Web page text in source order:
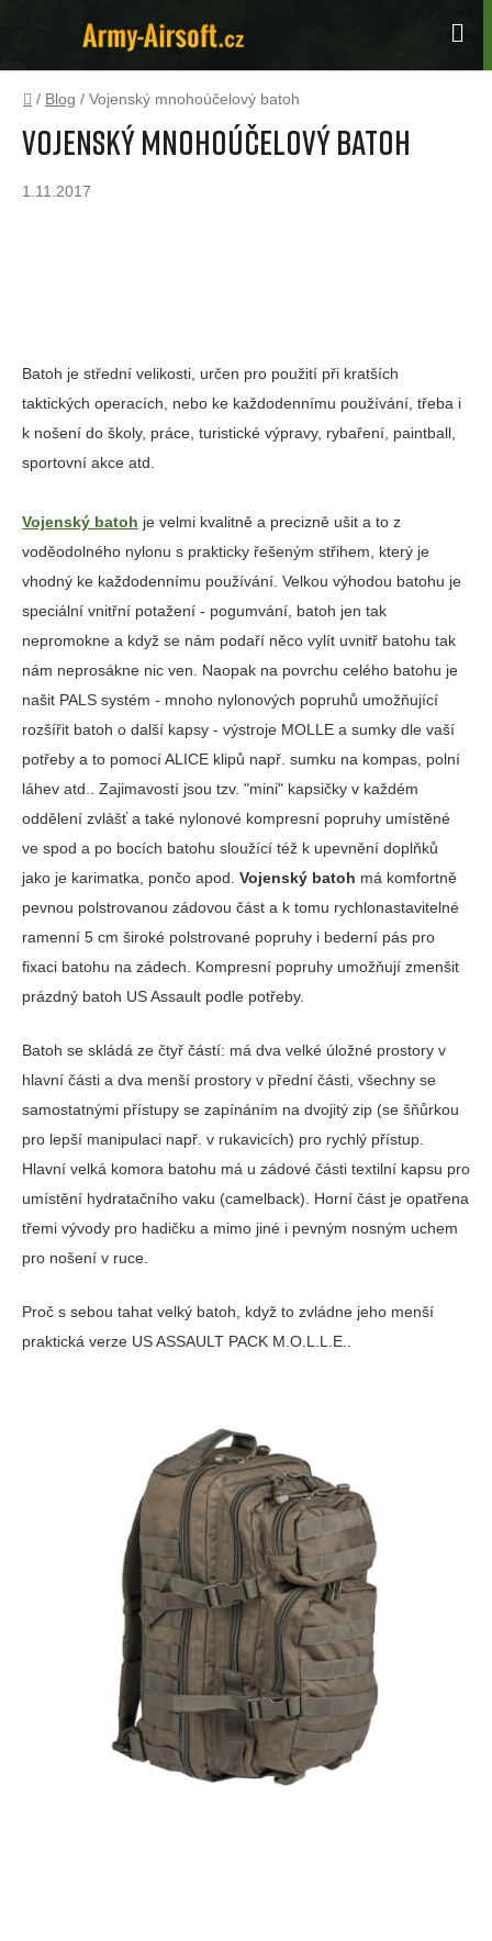
Domů
/ Blog / Vojenský mnohoúčelový batoh
Vojenský mnohoúčelový batoh
1.11.2017
Batoh je střední velikosti, určen pro použití při kratších
taktických operacích, nebo ke každodennímu používání, třeba i
k nošení do školy, práce, turistické výpravy, rybaření, paintball,
sportovní akce atd.
Vojenský batoh je velmi kvalitně a precizně ušit a to z
voděodolného nylonu s prakticky řešeným střihem, který je
vhodný ke každodennímu používání. Velkou výhodou batohu je
speciální vnitřní potažení - pogumvání, batoh jen tak
nepromokne a když se nám podaří něco vylít uvnitř batohu tak
nám neprosákne nic ven. Naopak na povrchu celého batohu je
našit PALS systém - mnoho nylonových popruhů umožňující
rozšířit batoh o další kapsy - výstroje MOLLE a sumky dle vaší
potřeby a to pomocí ALICE klipů např. sumku na kompas, polní
láhev atd.. Zajimavostí jsou tzv. "mini" kapsičky v každém
oddělení zvlášť a také nylonové kompresní popruhy umístěné
ve spod a po bocích batohu sloužící též k upevnění doplňků
jako je karimatka, pončo apod. Vojenský batoh má komfortně
pevnou polstrovanou zádovou část a k tomu rychlonastavitelné
ramenní 5 cm široké polstrované popruhy i bederní pás pro
fixaci batohu na zádech. Kompresní popruhy umožňují zmenšit
prázdný batoh US Assault podle potřeby.
Batoh se skládá ze čtyř částí: má dva velké úložné prostory v
hlavní části a dva menší prostory v přední části, všechny se
samostatnými přístupy se zapínáním na dvojitý zip (se šňůrkou
pro lepší manipulaci např. v rukavicích) pro rychlý přístup.
Hlavní velká komora batohu má u zádové části textilní kapsu pro
umístění hydratačního vaku (camelback). Horní část je opatřena
třemi vývody pro hadičku a mimo jiné i pevným nosným uchem
pro nošení v ruce.
Proč s sebou tahat velký batoh, když to zvládne jeho menší
praktická verze US ASSAULT PACK M.O.L.L.E..